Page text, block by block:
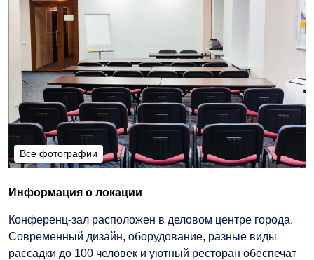
Все фотографии
Все фотографии
Информация о локации
Конференц-зал расположен в деловом центре города.
Современный дизайн, оборудование, разные виды
рассадки до 100 человек и уютный ресторан обеспечат